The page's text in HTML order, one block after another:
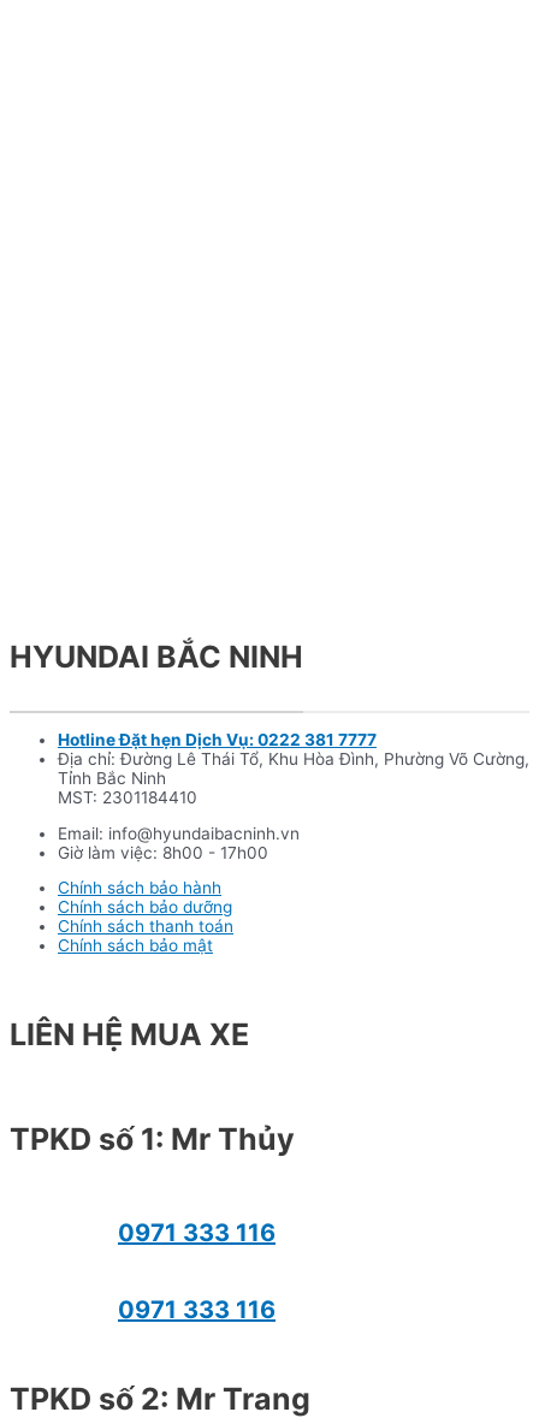
HYUNDAI BẮC NINH
Hotline Đặt hẹn Dịch Vụ: 0222 381 7777
Địa chỉ: Đường Lê Thái Tổ, Khu Hòa Đình, Phường Võ Cường,
Tỉnh Bắc Ninh
MST: 2301184410
Email: info@hyundaibacninh.vn
Giờ làm việc: 8h00 - 17h00
Chính sách bảo hành
Chính sách bảo dưỡng
Chính sách thanh toán
Chính sách bảo mật
LIÊN HỆ MUA XE
TPKD số 1: Mr Thủy
0971 333 116
0971 333 116
TPKD số 2: Mr Trang